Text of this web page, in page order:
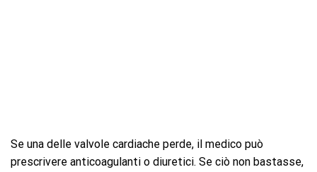
Se una delle valvole cardiache perde, il medico può
prescrivere anticoagulanti o diuretici. Se ciò non bastasse,